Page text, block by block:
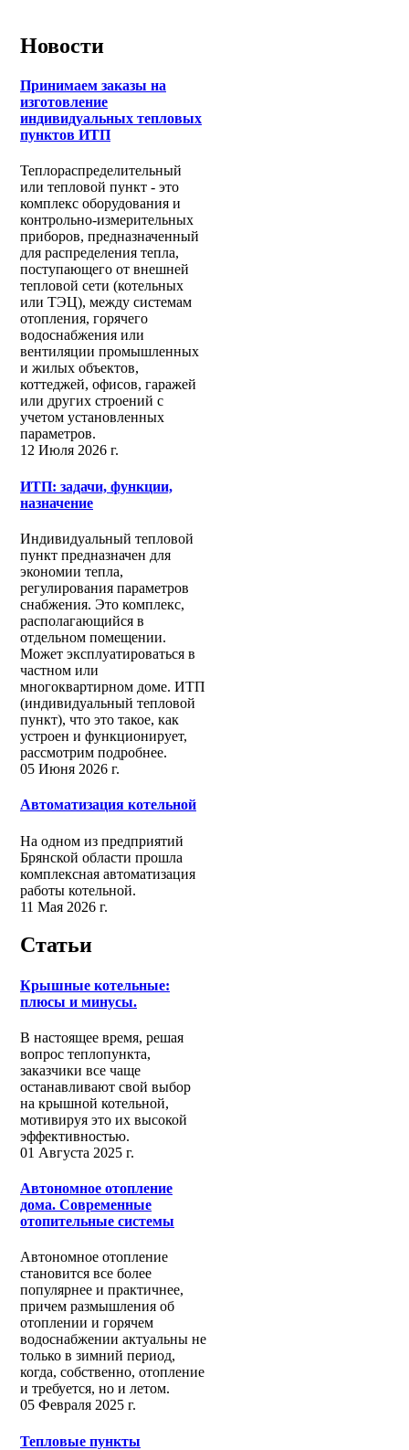
Новости
Принимаем заказы на
изготовление
индивидуальных тепловых
пунктов ИТП
Теплораспределительный
или тепловой пункт - это
комплекс оборудования и
контрольно-измерительных
приборов, предназначенный
для распределения тепла,
поступающего от внешней
тепловой сети (котельных
или ТЭЦ), между системам
отопления, горячего
водоснабжения или
вентиляции промышленных
и жилых объектов,
коттеджей, офисов, гаражей
или других строений с
учетом установленных
параметров.
12 Июля 2026 г.
ИТП: задачи, функции,
назначение
Индивидуальный тепловой
пункт предназначен для
экономии тепла,
регулирования параметров
снабжения. Это комплекс,
располагающийся в
отдельном помещении.
Может эксплуатироваться в
частном или
многоквартирном доме. ИТП
(индивидуальный тепловой
пункт), что это такое, как
устроен и функционирует,
рассмотрим подробнее.
05 Июня 2026 г.
Автоматизация котельной
На одном из предприятий
Брянской области прошла
комплексная автоматизация
работы котельной.
11 Мая 2026 г.
Статьи
Крышные котельные:
плюсы и минусы.
В настоящее время, решая
вопрос теплопункта,
заказчики все чаще
останавливают свой выбор
на крышной котельной,
мотивируя это их высокой
эффективностью.
01 Августа 2025 г.
Автономное отопление
дома. Современные
отопительные системы
Автономное отопление
становится все более
популярнее и практичнее,
причем размышления об
отоплении и горячем
водоснабжении актуальны не
только в зимний период,
когда, собственно, отопление
и требуется, но и летом.
05 Февраля 2025 г.
Тепловые пункты